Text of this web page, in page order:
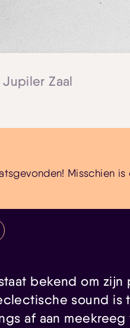
Zaal
Misschien
bekend om
sound is
af aan